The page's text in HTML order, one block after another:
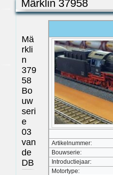
Märklin 37958
Artikelnummer:
Bouwserie:
Introductiejaar:
Motortype:
Mä
rkli
n
379
58
Bo
uw
seri
e
03
van
de
DB